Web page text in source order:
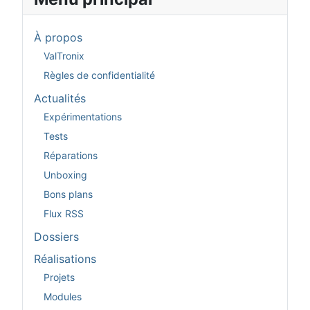
À propos
ValTronix
Règles de confidentialité
Actualités
Expérimentations
Tests
Réparations
Unboxing
Bons plans
Flux RSS
Dossiers
Réalisations
Projets
Modules